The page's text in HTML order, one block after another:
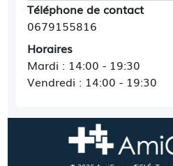
Téléphone de contact
0679155816
Horaires
Mardi : 14:00 - 19:30
Vendredi : 14:00 - 19:30